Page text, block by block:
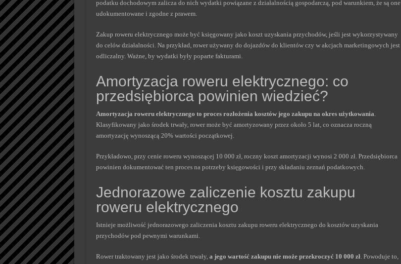
podatku dochodowym zalicza do nich wydatki powiązane z działalnością gospodarczą, pod warunkiem, że są one
udokumentowane i zgodne z prawem.
Zakup roweru elektrycznego może być księgowany jako koszt uzyskania przychodów, jeśli jest wykorzystywany
do celów działalności. Na przykład, rower używany do dojazdów do klientów czy w akcjach marketingowych jest
odliczalny. Ważne, by wydatki były poparte fakturami.
Amortyzacja roweru elektrycznego: co
przedsiębiorca powinien wiedzieć?
Amortyzacja roweru elektrycznego to proces rozłożenia kosztów jego zakupu na okres użytkowania.
Klasyfikowany jako środek trwały, rower może być amortyzowany przez około 5 lat, co oznacza roczną
amortyzację wynoszącą 20% wartości początkowej.
Przykładowo, przy cenie roweru wynoszącej 10 000 zł, roczny koszt amortyzacji wynosi 2 000 zł. Przedsiębiorca
powinien dokumentować ten proces na potrzeby księgowości i przy składaniu zeznań podatkowych.
Jednorazowe zaliczenie kosztu zakupu
roweru elektrycznego
Istnieje możliwość jednorazowego zaliczenia kosztu zakupu roweru elektrycznego do kosztów uzyskania
przychodów pod pewnymi warunkami.
Rower traktowany jest jako środek trwały, a jego wartość zakupu nie może przekroczyć 10 000 zł. Powoduje to,